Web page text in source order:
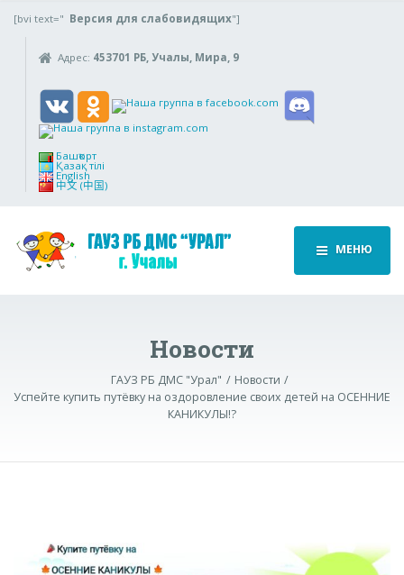
[bvi text=" Версия для слабовидящих"]
Адрес: 453701 РБ, Учалы, Мира, 9
Башҡорт
Қазақ тілі
English
中文 (中国)
МЕНЮ
Новости
ГАУЗ РБ ДМС "Урал"
Новости
Успейте купить путёвку на оздоровление своих детей на ОСЕННИЕ
КАНИКУЛЫ!?